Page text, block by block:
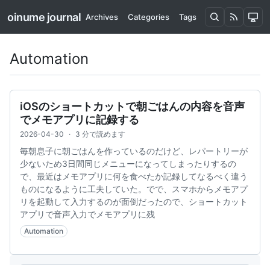
oinume journal Archives Categories Tags
Automation
iOSのショートカットで朝ごはんの内容を音声
でメモアプリに記録する
2026-04-30 · 3 分で読めます
毎朝息子に朝ごはんを作っているのだけど、レパートリーが
少ないため3日間同じメニューになってしまったりするの
で、最近はメモアプリに何を食べたか記録してなるべく違う
ものになるように工夫していた。でで、スマホからメモアプ
リを起動して入力するのが面倒だったので、ショートカット
アプリで音声入力でメモアプリに残
Automation